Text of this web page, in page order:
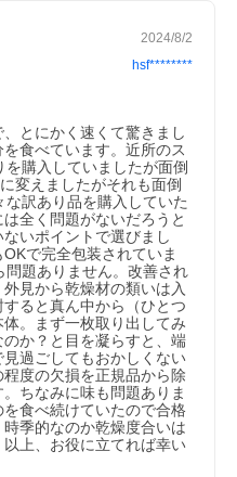
2024/8/2
hsf********
とにかく速くて驚きまし
食べています。近所のス
購入していましたが面倒
変えましたがそれも面倒
訳あり品を購入していた
全く問題がないだろうと
いポイントで選びまし
で完全包装されていま
題ありません。改善され
見から乾燥材の類いは入
ると真ん中から（ひとつ
。まず一枚取り出してみ
か？と目を凝らすと、端
過ごしてもおかしくない
度の欠損を正規品から除
ちなみに味も問題ありま
食べ続けていたので合格
季的なのか乾燥度合いは
上、お役に立てれば幸い